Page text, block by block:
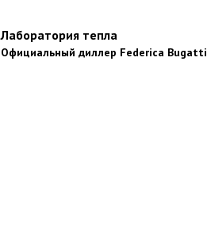
Лаборатория тепла
Официальный диллер Federica Bugatti